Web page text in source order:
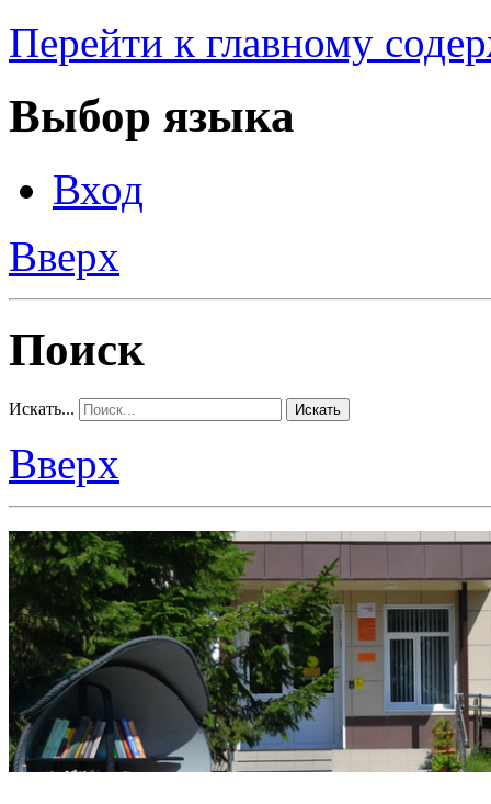
Перейти к главному
Выбор языка
Вход
Вверх
Поиск
Искать... Искать
Вверх